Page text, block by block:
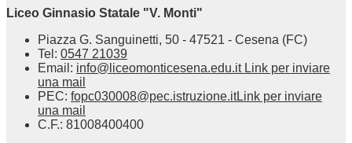
Liceo Ginnasio Statale "V. Monti"
Piazza G. Sanguinetti, 50 - 47521 - Cesena (FC)
Tel: 0547 21039
Email: info@liceomonticesena.edu.it Link per inviare
una mail
PEC: fopc030008@pec.istruzione.itLink per inviare
una mail
C.F.: 81008400400